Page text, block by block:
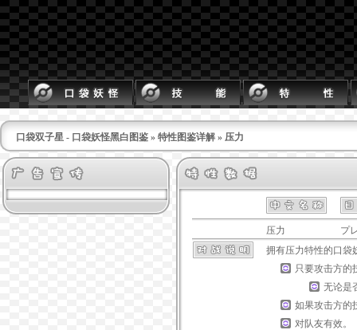
口袋双子星 - 口袋妖怪黑白图鉴 » 特性图鉴详解 » 压力
压力
プ
拥有压力特性的口袋
只要攻击方的
无论是
如果攻击方的
对队友有效。